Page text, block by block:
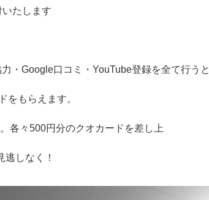
たします
・Google口コミ・YouTube登録を全て行うと
をもらえます。
各々500円分のクオカードを差し上
逃しなく！